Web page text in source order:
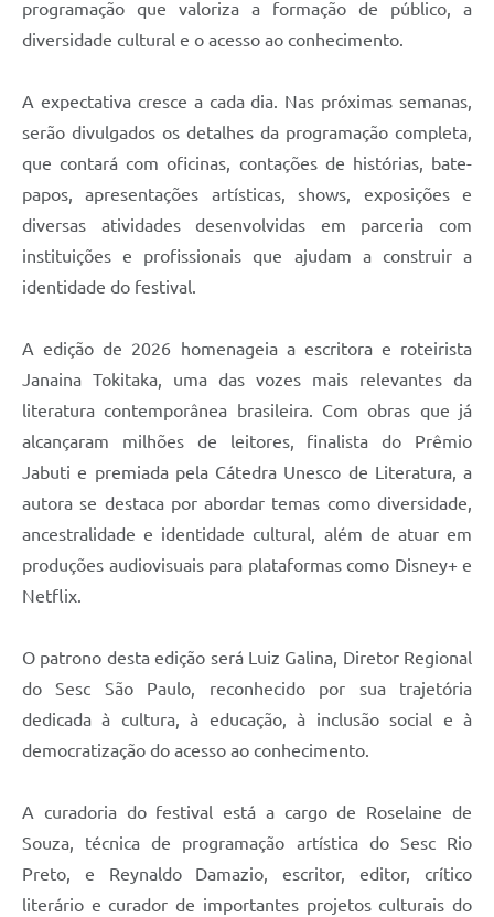
programação que valoriza a formação de público, a
diversidade cultural e o acesso ao conhecimento.
A expectativa cresce a cada dia. Nas próximas semanas,
serão divulgados os detalhes da programação completa,
que contará com oficinas, contações de histórias, bate-
papos, apresentações artísticas, shows, exposições e
diversas atividades desenvolvidas em parceria com
instituições e profissionais que ajudam a construir a
identidade do festival.
A edição de 2026 homenageia a escritora e roteirista
Janaina Tokitaka, uma das vozes mais relevantes da
literatura contemporânea brasileira. Com obras que já
alcançaram milhões de leitores, finalista do Prêmio
Jabuti e premiada pela Cátedra Unesco de Literatura, a
autora se destaca por abordar temas como diversidade,
ancestralidade e identidade cultural, além de atuar em
produções audiovisuais para plataformas como Disney+ e
Netflix.
O patrono desta edição será Luiz Galina, Diretor Regional
do Sesc São Paulo, reconhecido por sua trajetória
dedicada à cultura, à educação, à inclusão social e à
democratização do acesso ao conhecimento.
A curadoria do festival está a cargo de Roselaine de
Souza, técnica de programação artística do Sesc Rio
Preto, e Reynaldo Damazio, escritor, editor, crítico
literário e curador de importantes projetos culturais do